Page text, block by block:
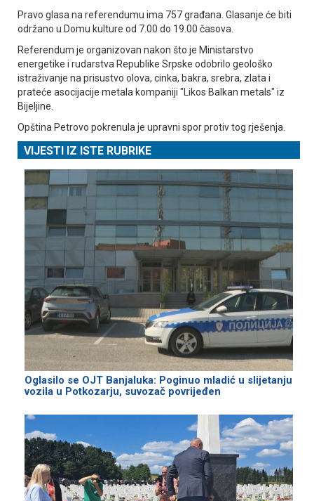
Pravo glasa na referendumu ima 757 građana. Glasanje će biti
održano u Domu kulture od 7.00 do 19.00 časova.
Referendum je organizovan nakon što je Ministarstvo
energetike i rudarstva Republike Srpske odobrilo geološko
istraživanje na prisustvo olova, cinka, bakra, srebra, zlata i
prateće asocijacije metala kompaniji "Likos Balkan metals" iz
Bijeljine.
Opština Petrovo pokrenula je upravni spor protiv tog rješenja.
VIJESTI IZ ISTE RUBRIKE
Oglasilo se OЈT Banjaluka: Poginuo mladić u slijetanju
vozila u Potkozarju, suvozač povrijeđen